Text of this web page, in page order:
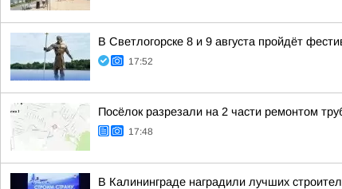
В Светлогорске 8 и 9 августа пройдёт
17:52
Посёлок разрезали на 2 части ремонтом
17:48
В Калининграде наградили лучших